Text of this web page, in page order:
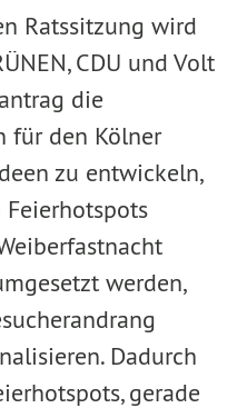
Ratssitzung wird
CDU und Volt
die
für den Kölner
zu entwickeln,
werden,
Dadurch
gerade